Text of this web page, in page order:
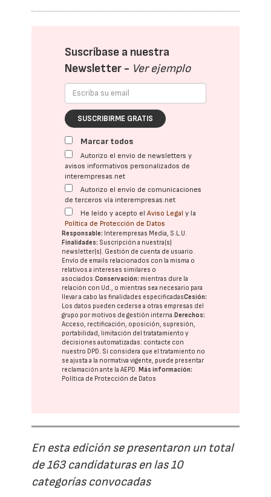
Suscríbase a nuestra
Newsletter - Ver ejemplo
SUSCRIBIRME GRATIS
Marcar todos
Autorizo el envío de newsletters y
avisos informativos personalizados de
interempresas.net
Autorizo el envío de comunicaciones
de terceros vía interempresas.net
He leído y acepto elAviso Legal y la
Política de Protección de Datos
Responsable: Interempresas Media, S.L.U.
Finalidades: Suscripción a nuestra(s)
newsletter(s). Gestión de cuenta de usuario.
Envío de emails relacionados con la misma o
relativos a intereses similares o
asociados.Conservación: mientras dure la
relación con Ud., o mientras sea necesario para
llevar a cabo las finalidades especificadasCesión:
Los datos pueden cederse a otras empresas del
grupo por motivos de gestión interna.Derechos:
Acceso, rectificación, oposición, supresión,
portabilidad, limitación del tratatamiento y
decisiones automatizadas: contacte con
nuestro DPD. Si considera que el tratamiento no
se ajusta a la normativa vigente, puede presentar
reclamación ante laAEPD.Más información:
Política de Protección de Datos
En esta edición se presentaron un total
de 163 candidaturas en las 10
categorías convocadas